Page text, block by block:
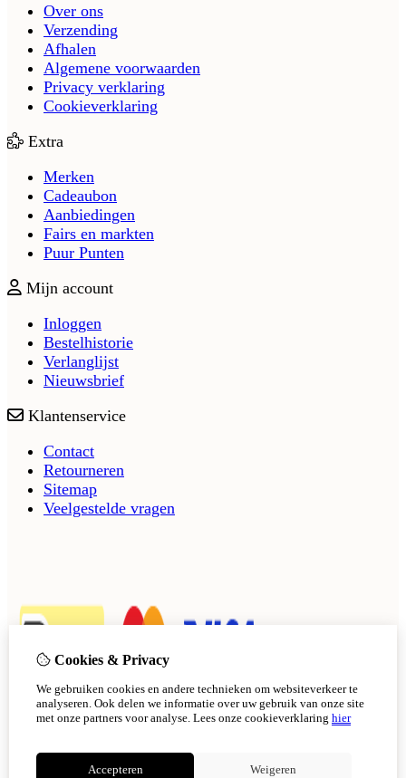
Over ons
Verzending
Afhalen
Algemene voorwaarden
Privacy verklaring
Cookieverklaring
Extra
Merken
Cadeaubon
Aanbiedingen
Fairs en markten
Puur Punten
Mijn account
Inloggen
Bestelhistorie
Verlanglijst
Nieuwsbrief
Klantenservice
Contact
Retourneren
Sitemap
Veelgestelde vragen
Cookies & Privacy
We gebruiken cookies en andere technieken om websiteverkeer te
analyseren. Ook delen we informatie over uw gebruik van onze site
met onze partners voor analyse. Lees onze cookieverklaring hier
Accepteren Weigeren